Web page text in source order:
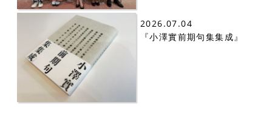
2026.07.04
『小澤實前期句集集成』